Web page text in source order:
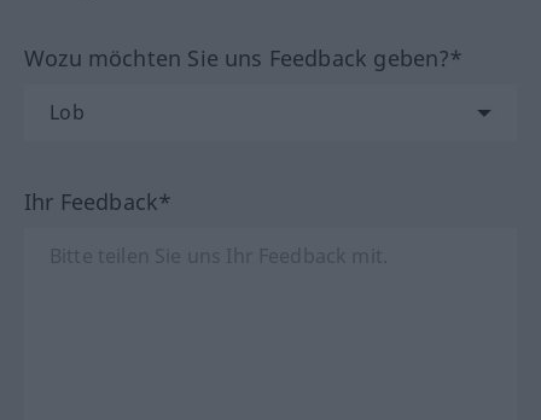
Wozu möchten Sie uns Feedback geben?*
Ihr Feedback*